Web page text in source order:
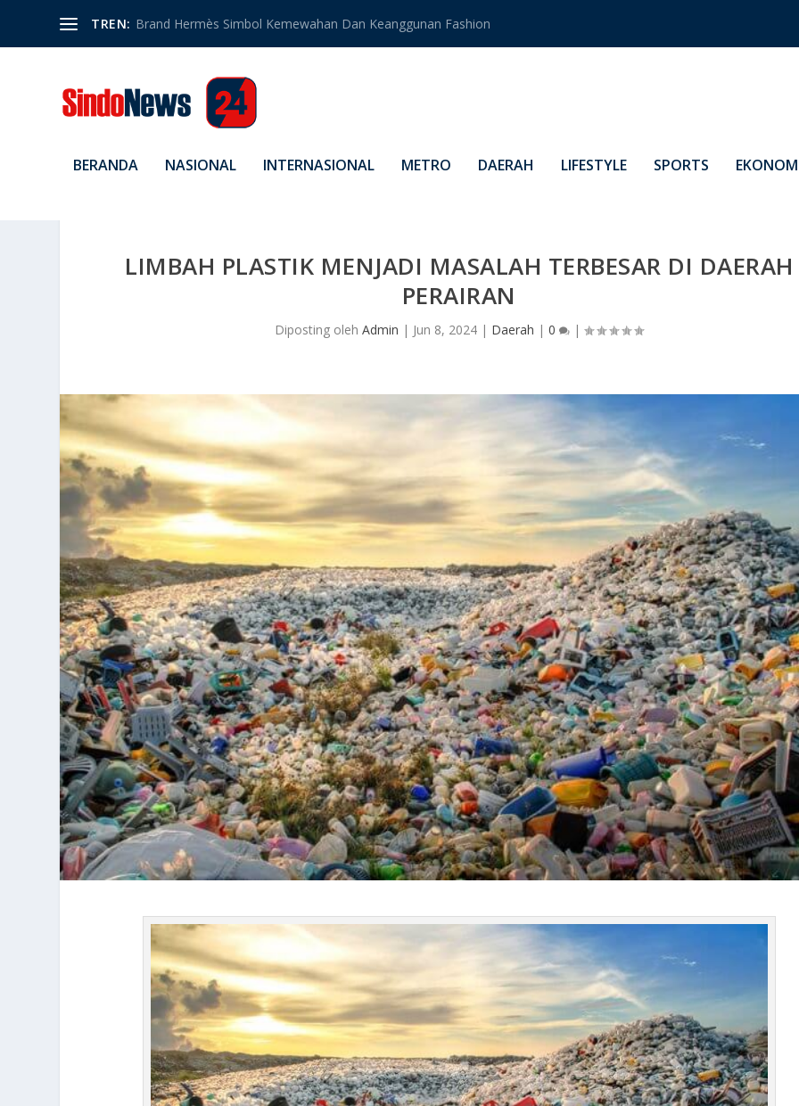
TREN: Brand Hermès Simbol Kemewahan Dan Keanggunan Fashion
BERANDA NASIONAL INTERNASIONAL METRO DAERAH LIFESTYLE SPORTS
LIMBAH PLASTIK MENJADI MASALAH TERBESAR DI DAERAH
PERAIRAN
Diposting olehAdmin | Jun 8, 2024 | Daerah |0 |